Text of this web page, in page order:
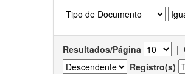
Resultados/Página |
Registro(s)